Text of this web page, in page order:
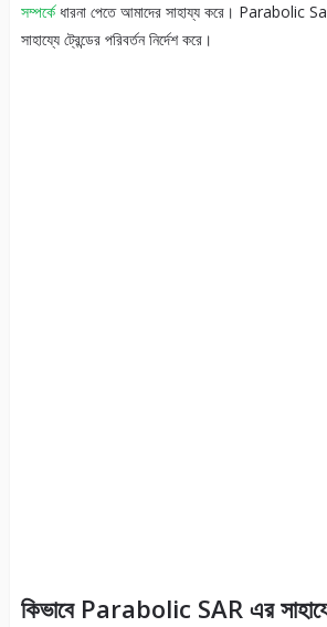
সম্পর্কে ধারনা পেতে আমাদের সাহায্য করে। Parabolic Sar
সাহায্যে ট্রেন্ডের পরিবর্তন নির্দেশ করে।
কিভাবে Parabolic SAR এর